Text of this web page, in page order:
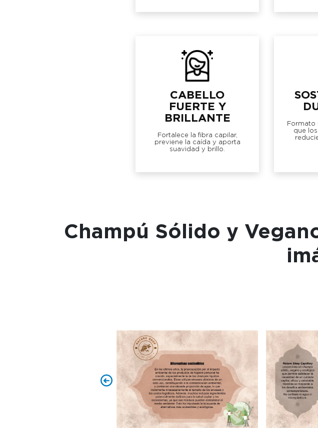
CABELLO
FUERTE Y
BRILLANTE
Fortalece la fibra capilar,
previene la caída y aporta
suavidad y brillo.
Formato
que
Champú Sólido y